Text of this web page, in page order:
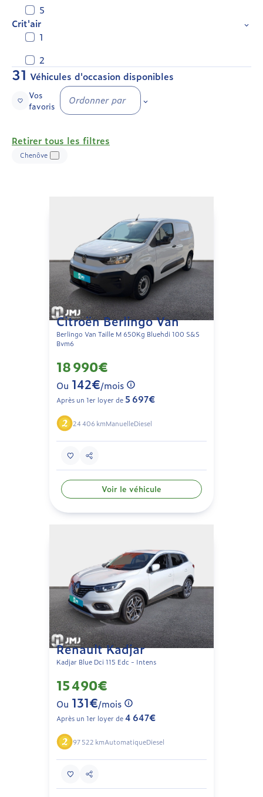
5
Crit'air
1
2
31 Véhicules d'occasion disponibles
Vos
favoris
Ordonner par
Retirer tous les filtres
Chenôve
Citroën Berlingo Van
Berlingo Van Taille M 650Kg Bluehdi 100 S&S
Bvm6
18 990€
Ou 142€/mois
Après un 1er loyer de 5 697€
24 406 kmManuelleDiesel
Voir le véhicule
Renault Kadjar
Kadjar Blue Dci 115 Edc - Intens
15 490€
Ou 131€/mois
Après un 1er loyer de4 647€
97 522 kmAutomatiqueDiesel